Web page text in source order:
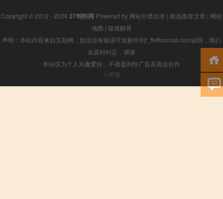
Copyright © 2012 - 2026 27饲料网 Powered by 网站分类目录 | 精选推荐文章 | 网站
地图 | 疑难解答
声明：本站内容来自互联网，如信息有错误可发邮件到f_fb#foxmail.com说明，我们
会及时纠正，谢谢
本站仅为个人兴趣爱好，不接盈利性广告及商业合作
小男孩